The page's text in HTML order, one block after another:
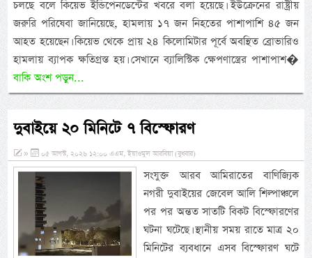
চলছে বলে কিয়েভ ইন্ডিপেনডেন্টের খবরে বলা হয়েছে। ইউক্রেনের রাষ্ট্রীয়
জরুরি পরিষেবা জানিয়েছে, হামলায় ১৭ জন নিহতের পাশাপাশি ৪৫ জন
আহত হয়েছেন। কিয়েভ থেকে প্রায় ২৪ কিলোমিটার পূর্বে অবস্থিত ব্রোভারিও
হামলায় ব্যাপক ক্ষতিগ্রস্ত হয়। সেখানে ব্যালিস্টিক ক্ষেপণাস্ত্রের পাশাপাশ�
বাকি অংশ পড়ুন...
দুবাইয়ে ২০ মিনিটে ৭ বিস্ফোরণ
» ০৫ আগস্ট, ২০২৬ ১২:০০ এএম, ইয়াওমুল আরবিয়া (বুধবার)
সংযুক্ত আরব আমিরাতের বাণিজ্যিক
নগরী দুবাইয়ের জেবেল আলি শিল্পাঞ্চলে
পর পর অন্তত সাতটি বিকট বিস্ফোরণের
ঘটনা ঘটেছে। স্থানীয় সময় রাতে মাত্র ২০
মিনিটের ব্যবধানে এসব বিস্ফোরণ ঘটে